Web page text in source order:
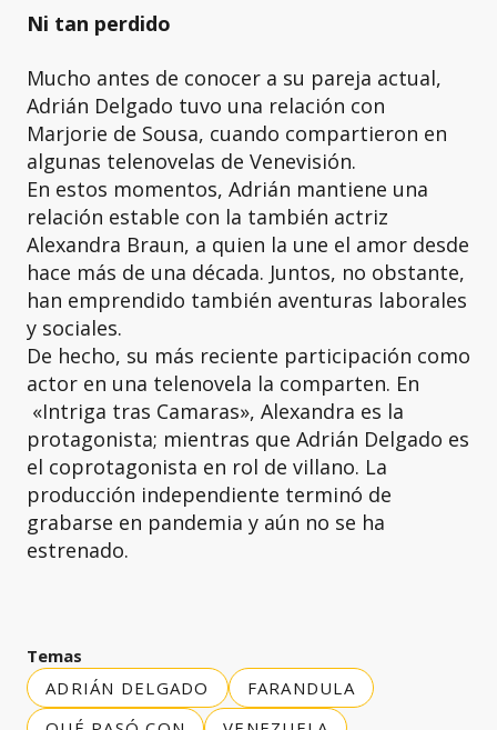
Ni tan perdido
Mucho antes de conocer a su pareja actual,
Adrián Delgado tuvo una relación con
Marjorie de Sousa, cuando compartieron en
algunas telenovelas de Venevisión.
En estos momentos, Adrián mantiene una
relación estable con la también actriz
Alexandra Braun, a quien la une el amor desde
hace más de una década. Juntos, no obstante,
han emprendido también aventuras laborales
y sociales.
De hecho, su más reciente participación como
actor en una telenovela la comparten. En
«Intriga tras Camaras», Alexandra es la
protagonista; mientras que Adrián Delgado es
el coprotagonista en rol de villano. La
producción independiente terminó de
grabarse en pandemia y aún no se ha
estrenado.
Temas
ADRIÁN DELGADO
FARANDULA